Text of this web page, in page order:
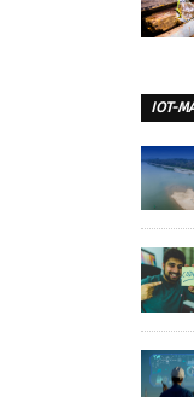
IOT-